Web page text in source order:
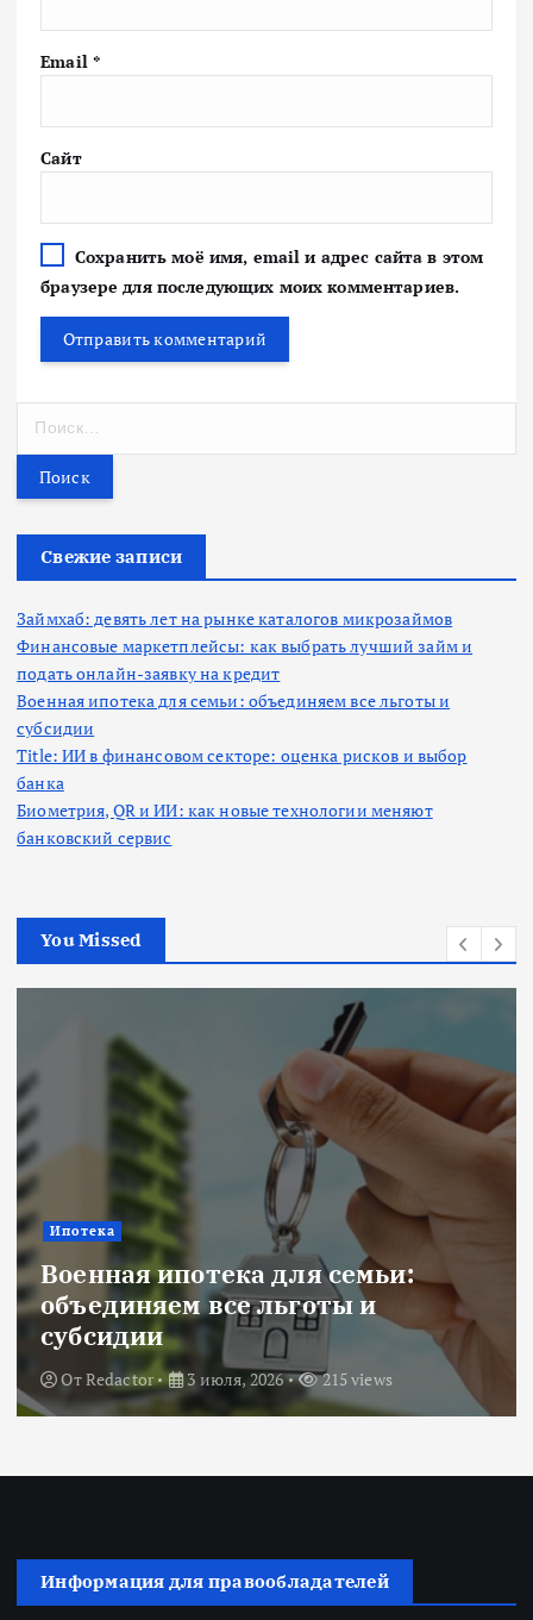
Email *
Сайт
Сохранить моё имя, email и адрес сайта в этом
браузере для последующих моих комментариев.
т
Свежие записи
Займхаб: девять лет на рынке каталогов микрозаймов
Финансовые маркетплейсы: как выбрать лучший займ и
подать онлайн-заявку на кредит
Военная ипотека для семьи: объединяем все льготы и
субсидии
Title: ИИ в финансовом секторе: оценка рисков и выбор
банка
Биометрия, QR и ИИ: как новые технологии меняют
банковский сервис
You Missed
Ипотека
Военная ипотека для семьи:
объединяем все льготы и
субсидии
ОтRedactor 3 июля, 2026 215 views
Информация для правообладателей